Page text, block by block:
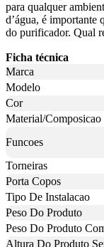
para qualquer
d’água, é importante
do purificador. Qual
Ficha técnica
Marca
Modelo
Cor
Material/Composicao
Funcoes
Torneiras
Porta Copos
Tipo De Instalacao
Peso Do Produto
Peso Do Produto
Altura Do Produto